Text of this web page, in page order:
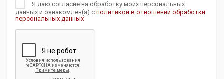
Я даю согласие на обработку моих персональных
данных и ознакомлен(а) с политикой в отношении обработки
персональных данных